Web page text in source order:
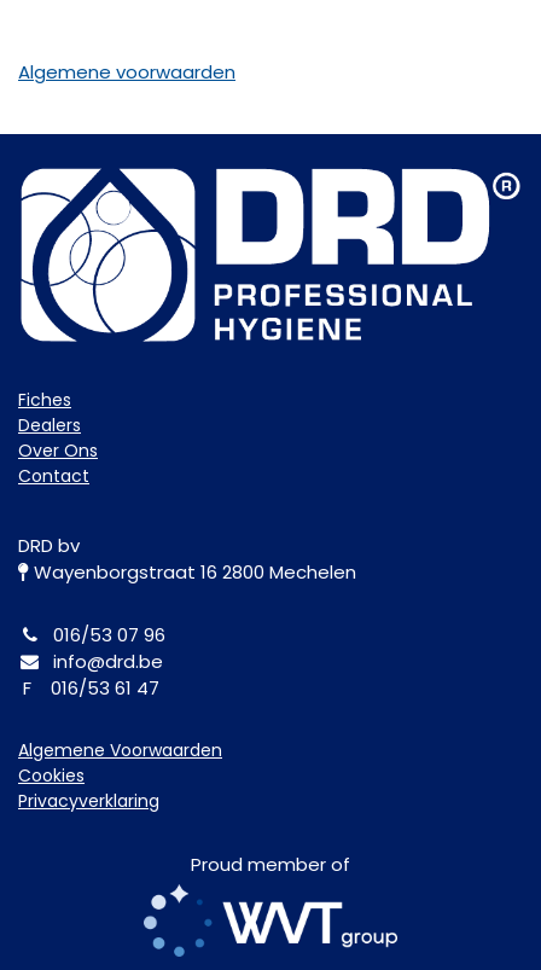
Algemene voorwaarden
Fiche​s
Dealers
Over Ons
Contact
DRD bv
Wayenborgstraat 16 2800 Mechelen
016/53 07 96
info@drd.be
F 016/53 61 47
Algemene Voorwaarden
Cookies
Privacyverklaring
Proud member of